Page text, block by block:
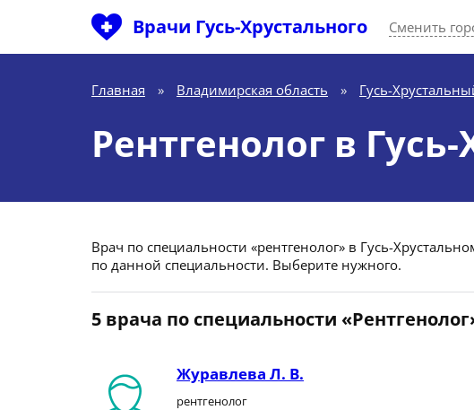
Врачи Гусь-Хрустального Сменить
Главная » Владимирская область » Гусь-
Рентгенолог в
Врач по специальности «рентгенолог» в Гусь-
по данной специальности. Выберите нужного.
5 врача по специальности
Журавлева Л. В.
рентгенолог